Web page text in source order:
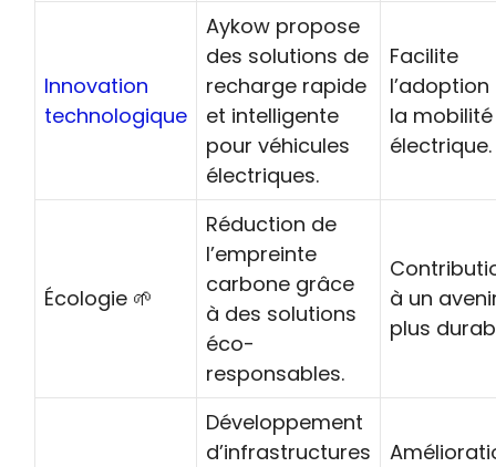
Innovation
technologique
Aykow propose
des solutions de
recharge rapide
et intelligente
pour véhicules
électriques.
Facilite
l’adoption
la mobilité
électrique.
Écologie 🌱
Réduction de
l’empreinte
carbone grâce
à des solutions
éco-
responsables.
à un
plus
Développement
d’infrastructures